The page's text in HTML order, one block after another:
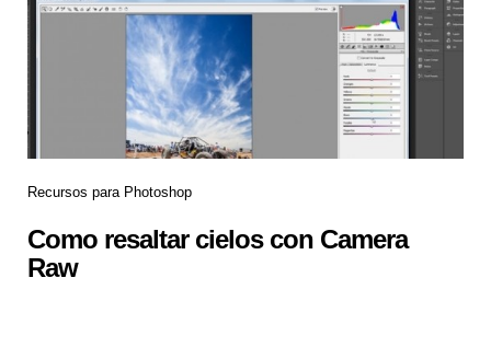
Recursos para Photoshop
Como resaltar cielos con Camera
Raw